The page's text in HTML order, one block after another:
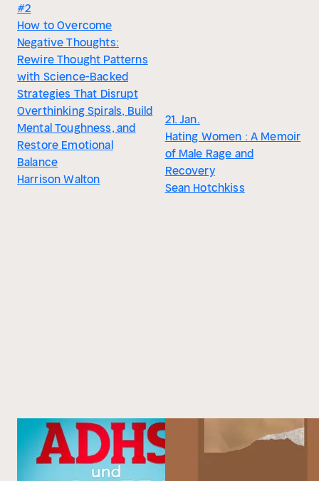
#2
How to Overcome
Negative Thoughts:
Rewire Thought Patterns
with Science-Backed
Strategies That Disrupt
Overthinking Spirals, Build
Mental Toughness, and
Restore Emotional
Balance
Harrison Walton
21. Jan.
Hating Women : A Memoir
of Male Rage and
Recovery
Sean Hotchkiss